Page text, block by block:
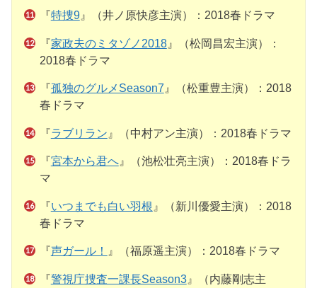
『特捜9』（井ノ原快彦主演）：2018春ドラマ
『家政夫のミタゾノ2018』（松岡昌宏主演）：
2018春ドラマ
『孤独のグルメSeason7 』（松重豊主演）：2018
春ドラマ
『ラブリラン 』（中村アン主演）：2018春ドラマ
『宮本から君へ』（池松壮亮主演）：2018春ドラ
マ
『いつまでも白い羽根 』（新川優愛主演）：2018
春ドラマ
『声ガール！ 』（福原遥主演）：2018春ドラマ
『警視庁捜査一課長Season3』（内藤剛志主